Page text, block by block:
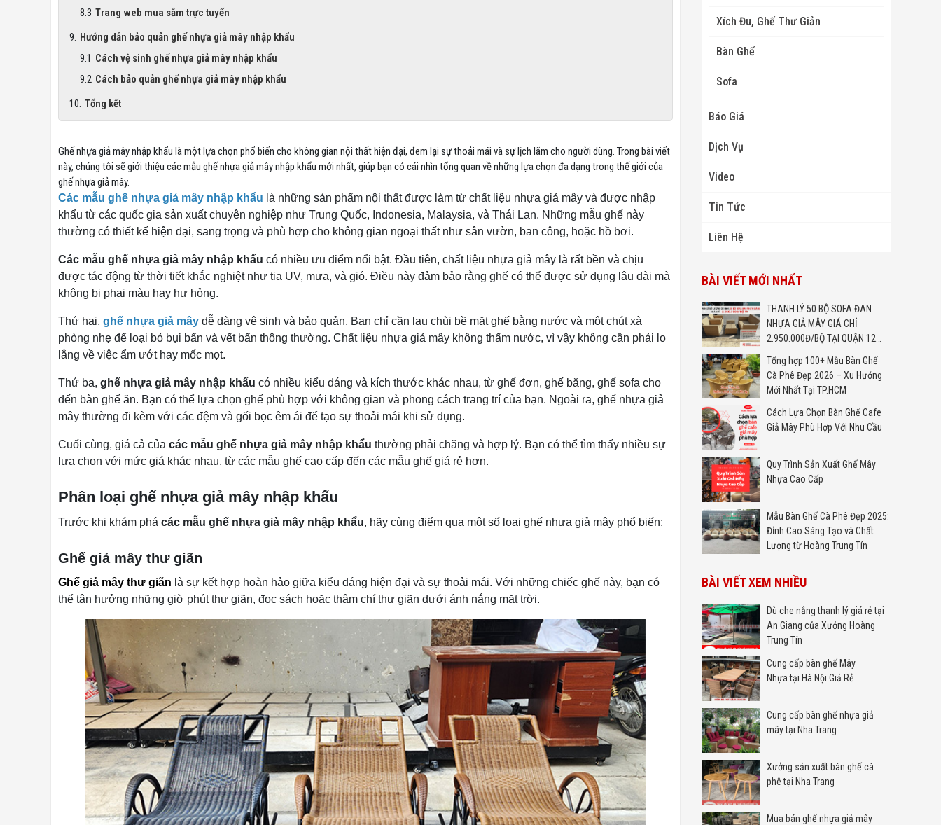
Trang web mua sắm trực tuyến
Hướng dẫn bảo quản ghế nhựa giả mây nhập khẩu
Cách vệ sinh ghế nhựa giả mây nhập khẩu
Cách bảo quản ghế nhựa giả mây nhập khẩu
Tổng kết
Ghế nhựa giả mây nhập khẩu là một lựa chọn phổ biến cho không gian nội thất hiện đại, đem lại sự thoải mái và sự lịch lãm cho người dùng. Trong bài viết
này, chúng tôi sẽ giới thiệu các mẫu ghế nhựa giả mây nhập khẩu mới nhất, giúp bạn có cái nhìn tổng quan về những lựa chọn đa dạng trong thế giới của
ghế nhựa giả mây.
Các mẫu ghế nhựa giả mây nhập khẩu là những sản phẩm nội thất được làm từ chất liệu nhựa giả mây và được nhập
khẩu từ các quốc gia sản xuất chuyên nghiệp như Trung Quốc, Indonesia, Malaysia, và Thái Lan. Những mẫu ghế này
thường có thiết kế hiện đại, sang trọng và phù hợp cho không gian ngoại thất như sân vườn, ban công, hoặc hồ bơi.
Các mẫu ghế nhựa giả mây nhập khẩu có nhiều ưu điểm nổi bật. Đầu tiên, chất liệu nhựa giả mây là rất bền và chịu
được tác động từ thời tiết khắc nghiệt như tia UV, mưa, và gió. Điều này đảm bảo rằng ghế có thể được sử dụng lâu dài mà
không bị phai màu hay hư hỏng.
Thứ hai, ghế nhựa giả mây dễ dàng vệ sinh và bảo quản. Bạn chỉ cần lau chùi bề mặt ghế bằng nước và một chút xà
phòng nhẹ để loại bỏ bụi bẩn và vết bẩn thông thường. Chất liệu nhựa giả mây không thấm nước, vì vậy không cần phải lo
lắng về việc ẩm ướt hay mốc mọt.
Thứ ba, ghế nhựa giả mây nhập khẩu có nhiều kiểu dáng và kích thước khác nhau, từ ghế đơn, ghế băng, ghế sofa cho
đến bàn ghế ăn. Bạn có thể lựa chọn ghế phù hợp với không gian và phong cách trang trí của bạn. Ngoài ra, ghế nhựa giả
mây thường đi kèm với các đệm và gối bọc êm ái để tạo sự thoải mái khi sử dụng.
Cuối cùng, giá cả của các mẫu ghế nhựa giả mây nhập khẩu thường phải chăng và hợp lý. Bạn có thể tìm thấy nhiều sự
lựa chọn với mức giá khác nhau, từ các mẫu ghế cao cấp đến các mẫu ghế giá rẻ hơn.
Phân loại ghế nhựa giả mây nhập khẩu
Trước khi khám phá các mẫu ghế nhựa giả mây nhập khẩu, hãy cùng điểm qua một số loại ghế nhựa giả mây phổ biến:
Ghế giả mây thư giãn
Ghế giả mây thư giãn là sự kết hợp hoàn hảo giữa kiểu dáng hiện đại và sự thoải mái. Với những chiếc ghế này, bạn có
thể tận hưởng những giờ phút thư giãn, đọc sách hoặc thậm chí thư giãn dưới ánh nắng mặt trời.
Xích Đu, Ghế Thư Giản
Bàn Ghế
Sofa
Báo Giá
Dịch Vụ
Video
Tin Tức
Liên Hệ
BÀI VIẾT MỚI NHẤT
THANH LÝ 50 BỘ SOFA ĐAN
NHỰA GIẢ MÂY GIÁ CHỈ
2.950.000Đ/BỘ TẠI QUẬN 12
Tổng hợp 100+ Mẫu Bàn Ghế
Cà Phê Đẹp 2026 – Xu Hướng
Mới Nhất Tại TP.HCM
Cách Lựa Chọn Bàn Ghế Cafe
Giả Mây Phù Hợp Với Nhu Cầu
Quy Trình Sản Xuất Ghế Mây
Nhựa Cao Cấp
Mẫu Bàn Ghế Cà Phê Đẹp 2025:
Đỉnh Cao Sáng Tạo và Chất
Lượng từ Hoàng Trung Tín
BÀI VIẾT XEM NHIỀU
Dù che nắng thanh lý giá rẻ tại
An Giang của Xưởng Hoàng
Trung Tín
Cung cấp bàn ghế Mây
Nhựa tại Hà Nội Giả Rẻ
Cung cấp bàn ghế nhựa giả
mây tại Nha Trang
Xưởng sản xuất bàn ghế cà
phê tại Nha Trang
Mua bán ghế nhựa giả mây